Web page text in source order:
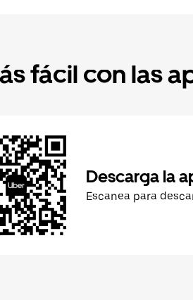
fácil con las
Descarga la
Escanea para